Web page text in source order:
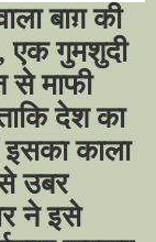
बाग़ की
एक गुमशुदी
से माफी
देश का
काला
उबर
ने इसे